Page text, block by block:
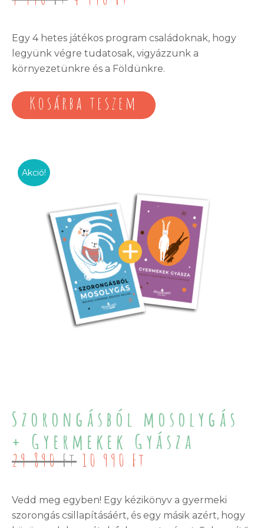
price
9
990 Ft.
4
990 Ft.
Egy 4 hetes játékos program családoknak, hogy
legyünk végre tudatosak, vigyázzunk a
környezetünkre és a Földünkre.
Kosárba teszem
Akció!
Szorongásból mosolygás
+ Gyermekek Gyásza
29 890Ft Original
price
29
890 Ft.
10 990 Ft
10
990 Ft.
Vedd meg egyben! Egy kézikönyv a gyermeki
szorongás csillapításáért, és egy másik azért, hogy